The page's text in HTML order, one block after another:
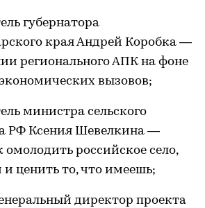
губернатора
края Андрей Коробка —
регионального АПК на фоне
вызовов;
министра сельского
РФ Ксения Шевелкина —
омолодить российское село,
и ценить то, что имеешь;
директор проекта